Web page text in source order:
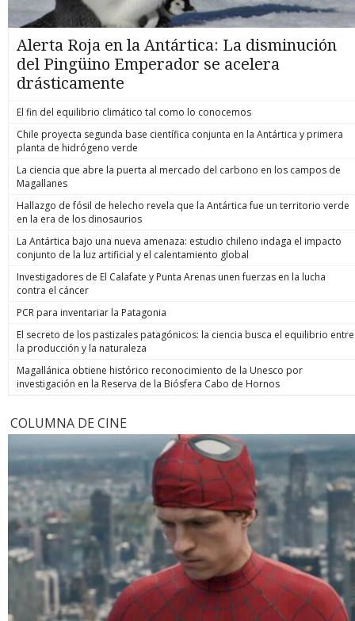
Alerta Roja en la Antártica: La disminución
del Pingüino Emperador se acelera
drásticamente
El fin del equilibrio climático tal como lo conocemos
Chile proyecta segunda base científica conjunta en la Antártica y primera
planta de hidrógeno verde
La ciencia que abre la puerta al mercado del carbono en los campos de
Magallanes
Hallazgo de fósil de helecho revela que la Antártica fue un territorio verde
en la era de los dinosaurios
La Antártica bajo una nueva amenaza: estudio chileno indaga el impacto
conjunto de la luz artificial y el calentamiento global
Investigadores de El Calafate y Punta Arenas unen fuerzas en la lucha
contra el cáncer
PCR para inventariar la Patagonia
El secreto de los pastizales patagónicos: la ciencia busca el equilibrio entre
la producción y la naturaleza
Magallánica obtiene histórico reconocimiento de la Unesco por
investigación en la Reserva de la Biósfera Cabo de Hornos
COLUMNA DE CINE